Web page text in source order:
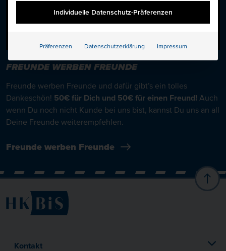
Individuelle Datenschutz-Präferenzen
Präferenzen Datenschutzerklärung Impressum
FREUNDE WERBEN FREUNDE
Freunde werben Freunde und dafür gibt’s ein tolles
Dankeschön! 50€ für Dich und 50€ für einen Freund! Auch
wenn Du noch nicht Kunde bei uns bist, kannst Du uns an all
Deine Freunde weiterempfehlen.
Freunde werben Freunde
Kontakt